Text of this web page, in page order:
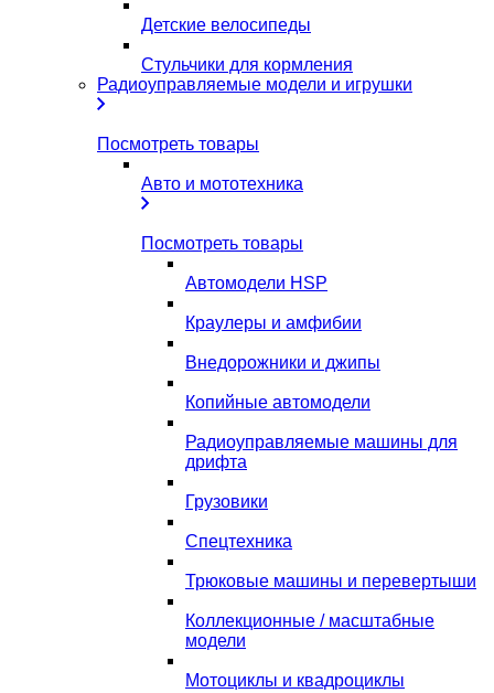
Детские велосипеды
Стульчики для кормления
Радиоуправляемые модели и игрушки
Посмотреть товары
Авто и мототехника
Посмотреть товары
Автомодели HSP
Краулеры и амфибии
Внедорожники и джипы
Копийные автомодели
Радиоуправляемые машины для
дрифта
Грузовики
Спецтехника
Трюковые машины и перевертыши
Коллекционные / масштабные
модели
Мотоциклы и квадроциклы